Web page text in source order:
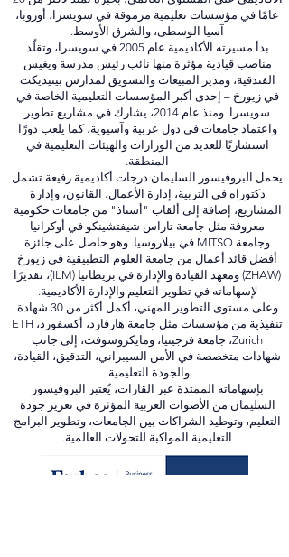
العربية البارزة في مجال التعليم العالي والاعتماد
الأكاديمي على المستوى العالمي، بخبرة تمتد لأكثر من 20
عامًا في مؤسسات تعليمية مرموقة في سويسرا، أوروبا،
آسيا الوسطى، والشرق الأوسط.
بدأ مسيرته الأكاديمية عام 2005 في سويسرا، وتقلّد
مناصب قيادية مؤثرة منها نائب رئيس مدرسة ويغيس
الفندقية، ومدير المبيعات والتسويق لمدارس بينيديكت
في زيورخ – إحدى أكبر المؤسسات التعليمية الخاصة في
سويسرا. ومنذ عام 2014، يشارك في مشاريع تطوير
واعتماد جامعات في دول عربية وآسيوية، كما يلعب دورًا
استشاريًا للعديد من الوزارات والهيئات التعليمية في
المنطقة.
يحمل البروفيسور السليمان درجات أكاديمية رفيعة تشمل
دكتوراه في التربية، إدارة الأعمال، القانون، وإدارة
المشاريع، إضافة إلى ألقاب "أستاذ" من جامعات حكومية
معروفة مثل جامعة تاراس شيفتشينكو في أوكرانيا
وجامعة MITSO في بيلاروسيا. وهو حاصل على جائزة
أفضل قائد أعمال من جامعة العلوم التطبيقية في زيورخ
(ZHAW) ومعهد القيادة والإدارة في بريطانيا (ILM)، تقديرًا
لإسهاماته في تطوير التعليم والإدارة الأكاديمية.
وعلى مستوى التطوير المهني، أكمل أكثر من 30 شهادة
تنفيذية من مؤسسات مثل جامعة هارفارد، أكسفورد، ETH
Zurich، جامعة فرجينيا، ومايكروسوفت، إلى جانب
شهادات متخصصة في الأمن السيبراني، التدقيق، القيادة،
والجودة التعليمية.
بإسهاماته الممتدة عبر القارات، يُعتبر البروفيسور
السليمان من الأصوات العربية المؤثرة في تعزيز جودة
التعليم، وتوطيد الشراكات بين الجامعات، وتطوير البرامج